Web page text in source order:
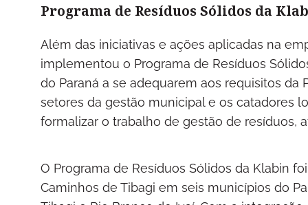
Programa de Resíduos Sólidos da
Além das iniciativas e ações aplicadas na
implementou o Programa de Resíduos
do Paraná a se adequarem aos requisitos da
setores da gestão municipal e os catadores
formalizar o trabalho de gestão de
O Programa de Resíduos Sólidos da Klabin
Caminhos de Tibagi em seis municípios do